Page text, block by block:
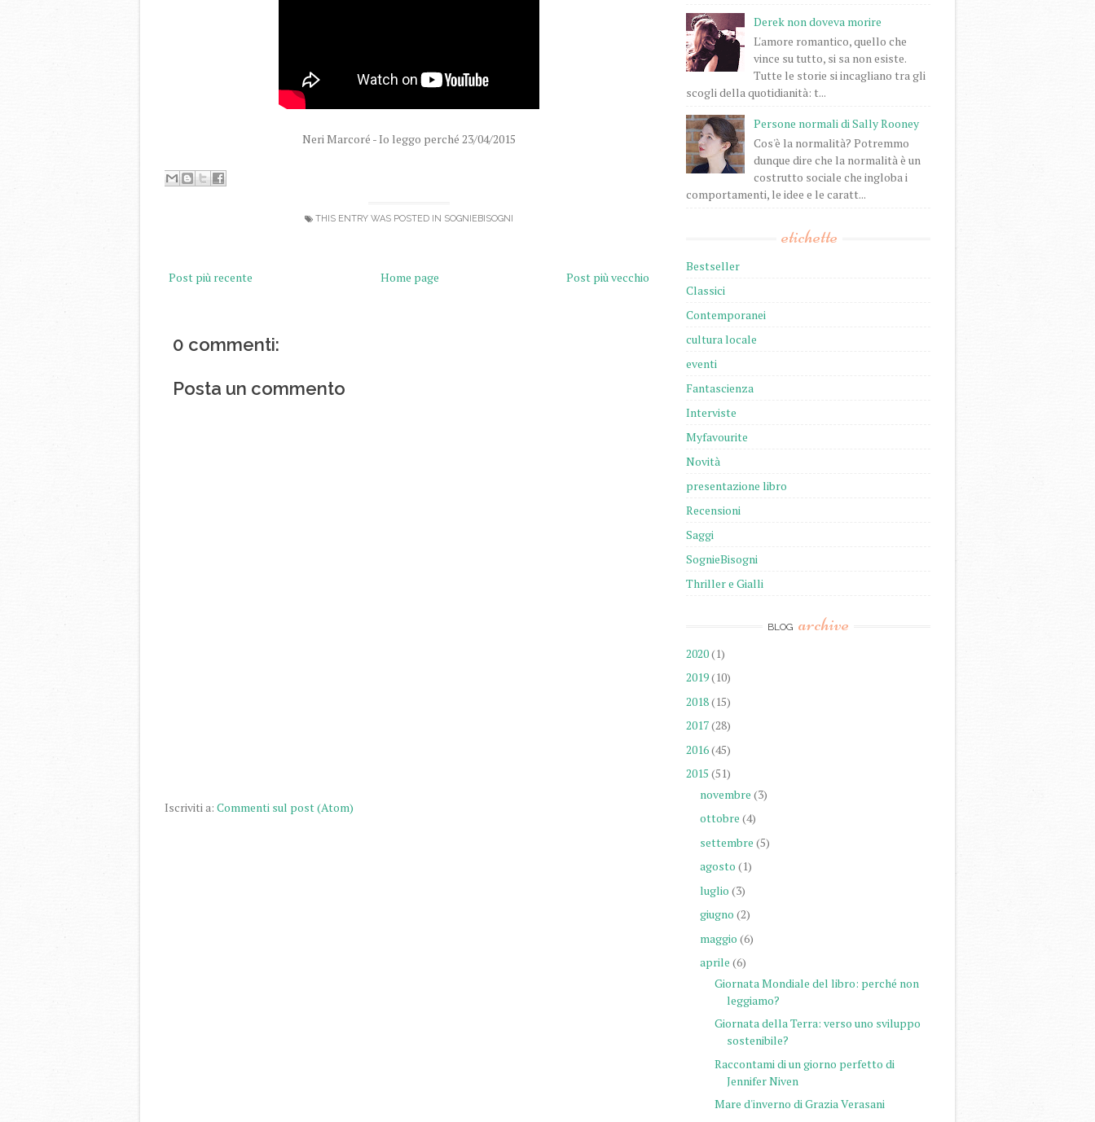
Neri Marcoré - Io leggo perché 23/04/2015
THIS ENTRY WAS POSTED IN SOGNIEBISOGNI
Post più recente Post più vecchio
Home page
0 commenti:
Posta un commento
Iscriviti a: Commenti sul post (Atom)
Derek non doveva morire
L'amore romantico, quello che
vince su tutto, si sa non esiste.
Tutte le storie si incagliano tra gli
scogli della quotidianità: t...
Persone normali di Sally Rooney
Cos'è la normalità? Potremmo
dunque dire che la normalità è un
costrutto sociale che ingloba i
comportamenti, le idee e le caratt...
etichette
Bestseller
Classici
Contemporanei
cultura locale
eventi
Fantascienza
Interviste
Myfavourite
Novità
presentazione libro
Recensioni
Saggi
SognieBisogni
Thriller e Gialli
BLOG archive
2020(1)
2019(10)
2018(15)
2017(28)
2016(45)
2015 (51)
novembre (3)
ottobre (4)
settembre (5)
agosto (1)
luglio (3)
giugno (2)
maggio (6)
aprile (6)
Giornata Mondiale del libro: perché non
leggiamo?
Giornata della Terra: verso uno sviluppo
sostenibile?
Raccontami di un giorno perfetto di
Jennifer Niven
Mare d'inverno di Grazia Verasani